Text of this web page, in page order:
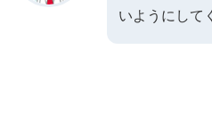
いようにして